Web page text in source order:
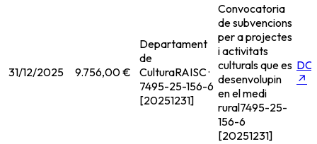
31/12/2025 9.756,00 €
Departament
de
CulturaRAISC ·
7495-25-156-6
[20251231]
Convocatoria
de subvencions
per a projectes
i activitats
culturals que es
desenvolupin
en el medi
rural7495-25-
156-6
[20251231]
↗